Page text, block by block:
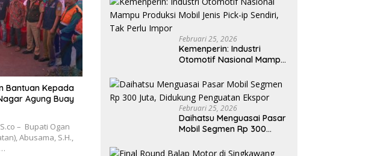
Bantuan Kepada
Agung Buay
– Bupati Ogan
Abusama, S.H.,
Februari 25, 2026
Kemenperin: Industri
Otomotif Nasional Mampu
ip Sendiri, Tak Perlu Impor
Februari 25, 2026
Daihatsu Menguasai Pasar
Mobil Segmen Rp 300
Ekspor